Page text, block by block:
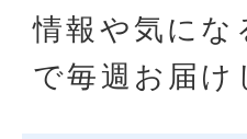
情報や気にな
で毎週お届け